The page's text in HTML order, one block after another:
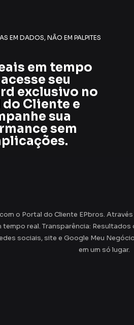
EM DADOS, NÃO EM PALPITES
em tempo
seu
exclusivo no
Cliente e
sua
sem
o Portal do Cliente EPbros.
real. Transparência:
sociais, site e Google Meu
em um só lugar.